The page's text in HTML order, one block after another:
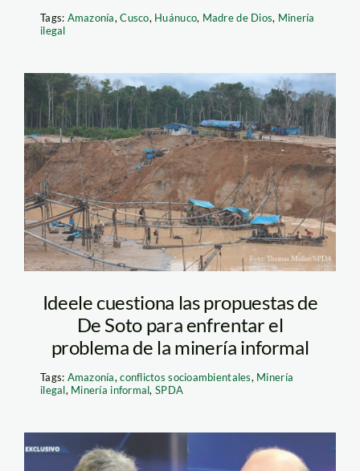
Tags: Amazonía,Cusco, Huánuco, Madre de Dios, Minería
ilegal
minería_thomas
Ideele cuestiona las propuestas de
De Soto para enfrentar el
problema de la minería informal
Tags: Amazonía,conflictos socioambientales, Minería
ilegal, Minería informal,SPDA